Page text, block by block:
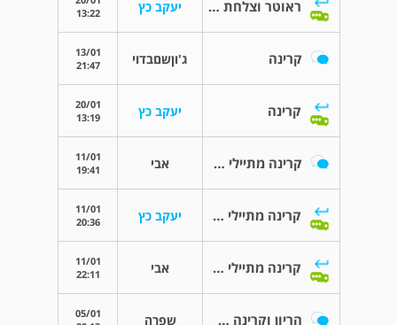
ראוטר וצלחת לווין ועוד מכשירים מעל גג גן ילדים יעקב כץ
13:22
קרינה ג'וןשםבדוי
13/01
21:47
קרינה יעקב כץ
20/01
13:19
קרינה מתיילי חשמל אבי
11/01
19:41
קרינה מתיילי חשמל יעקב כץ
11/01
20:36
קרינה מתיילי חשמל אבי
11/01
22:11
הריון וקרינה שימוש במחשב נייד שפרה
05/01